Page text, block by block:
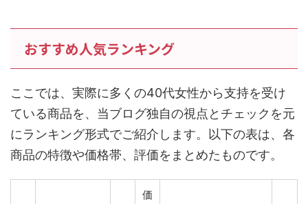
おすすめ人気ランキング
ここでは、実際に多くの40代女性から支持を受け
ている商品を、当ブログ独自の視点とチェックを元
にランキング形式でご紹介します。以下の表は、各
商品の特徴や価格帯、評価をまとめたものです。
価